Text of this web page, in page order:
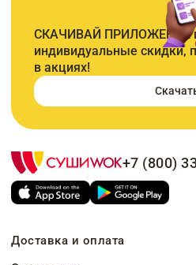
СКАЧИВАЙ ПРИЛОЖЕНИЕ
индивидуальные скидки,
в акциях!
+7 (800)
Доставка и оплата